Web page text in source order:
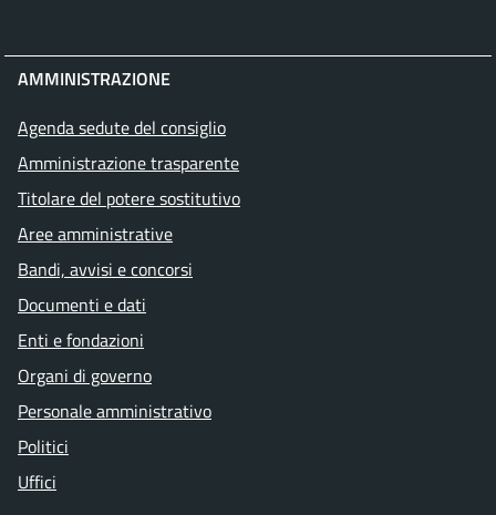
AMMINISTRAZIONE
Agenda sedute del consiglio
Amministrazione trasparente
Titolare del potere sostitutivo
Aree amministrative
Bandi, avvisi e concorsi
Documenti e dati
Enti e fondazioni
Organi di governo
Personale amministrativo
Politici
Uffici